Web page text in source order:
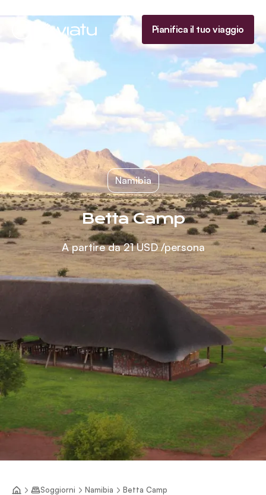
Homepage Pianifica il tuo viaggio
Namibia
Betta Camp
A partire da21 USD/persona
Soggiorni Namibia Betta Camp